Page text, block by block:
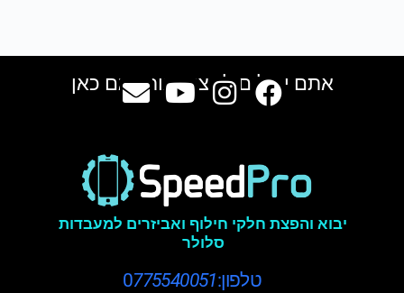
אתם יכולים למצוא אותנו גם כאן
יבוא והפצת חלקי חילוף ואביזרים למעבדות
סלולר
טלפון:0775540051